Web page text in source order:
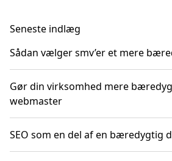
Seneste indlæg
Sådan vælger smv’er et mere
Gør din virksomhed mere
webmaster
SEO som en del af en bæredygtig